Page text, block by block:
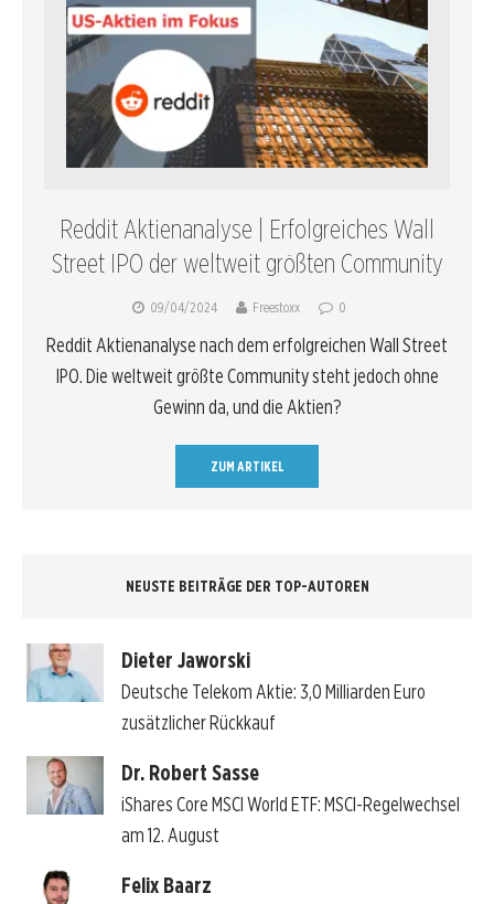
Reddit Aktienanalyse | Erfolgreiches Wall
Street IPO der weltweit größten Community
09/04/2024 Freestoxx 0
Reddit Aktienanalyse nach dem erfolgreichen Wall Street
IPO. Die weltweit größte Community steht jedoch ohne
Gewinn da, und die Aktien?
ZUM ARTIKEL
NEUSTE BEITRÄGE DER TOP-AUTOREN
Dieter Jaworski
Deutsche Telekom Aktie: 3,0 Milliarden Euro
zusätzlicher Rückkauf
Dr. Robert Sasse
iShares Core MSCI World ETF: MSCI-Regelwechsel
am 12. August
Felix Baarz